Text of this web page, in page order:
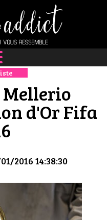
d'Or Fifa
2016 14:38:30